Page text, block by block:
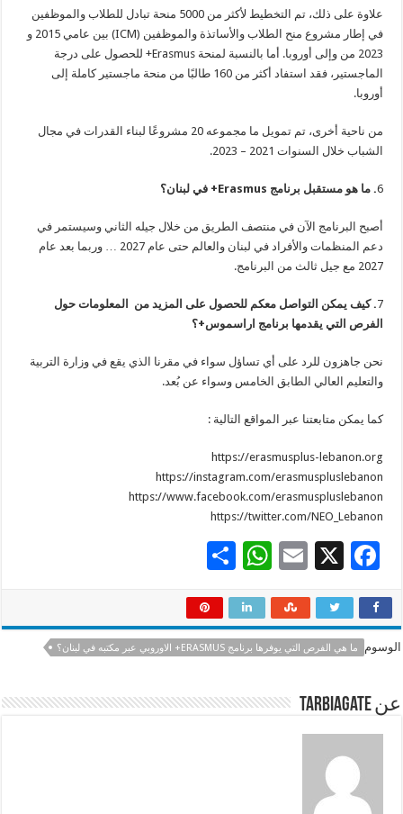
علاوة على ذلك، تم التخطيط لأكثر من 5000 منحة تبادل للطلاب والموظفين
في إطار مشروع منح الطلاب والأساتذة والموظفين (ICM) بين عامي 2015 و
2023 من وإلى أوروبا. أما بالنسبة لمنحة Erasmus+ للحصول على درجة
الماجستير، فقد استفاد أكثر من 160 طالبًا من منحة ماجستير كاملة إلى
أوروبا.
من ناحية أخرى، تم تمويل ما مجموعه 20 مشروعًا لبناء القدرات في مجال
الشباب خلال السنوات 2021 – 2023.
6. ما هو مستقبل برنامج Erasmus+ في لبنان؟
أصبح البرنامج الآن في منتصف الطريق من خلال جيله الثاني وسيستمر في
دعم المنظمات والأفراد في لبنان والعالم حتى عام 2027 … وربما بعد عام
2027 مع جيل ثالث من البرنامج.
7. كيف يمكن التواصل معكم للحصول على المزيد من المعلومات حول
الفرص التي يقدمها برنامج اراسموس+؟
نحن جاهزون للرد على أي تساؤل سواء في مقرنا الذي يقع في وزارة التربية
والتعليم العالي الطابق الخامس وسواء عن بُعد.
كما يمكن متابعتنا عبر المواقع التالية :
https://erasmusplus-lebanon.org
https://instagram.com/erasmuspluslebanon
https://www.facebook.com/erasmuspluslebanon
https://twitter.com/NEO_Lebanon
F
e
b
o
k
X
E
ai
l
W
at
sA
p
ar
e
الوسوم ما هي الفرص التي يوفرها برنامج ERASMUS+ الاوروبي عبر مكتبه في لبنان؟
عن tarbiagate